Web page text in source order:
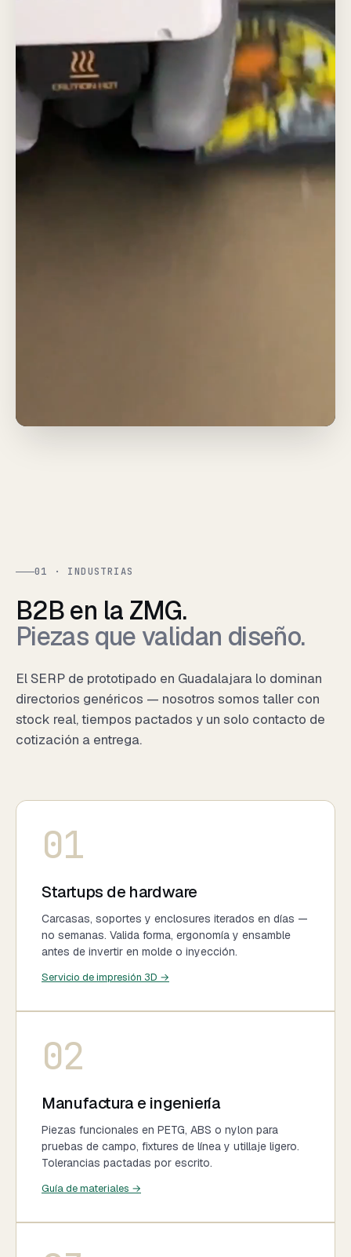
01 · INDUSTRIAS
B2B en la ZMG.
Piezas que validan diseño.
El SERP de prototipado en Guadalajara lo dominan
directorios genéricos — nosotros somos taller con
stock real, tiempos pactados y un solo contacto de
cotización a entrega.
01
Startups de hardware
Carcasas, soportes y enclosures iterados en días —
no semanas. Valida forma, ergonomía y ensamble
antes de invertir en molde o inyección.
Servicio de impresión 3D →
02
Manufactura e ingeniería
Piezas funcionales en PETG, ABS o nylon para
pruebas de campo, fixtures de línea y utillaje ligero.
Tolerancias pactadas por escrito.
Guía de materiales →